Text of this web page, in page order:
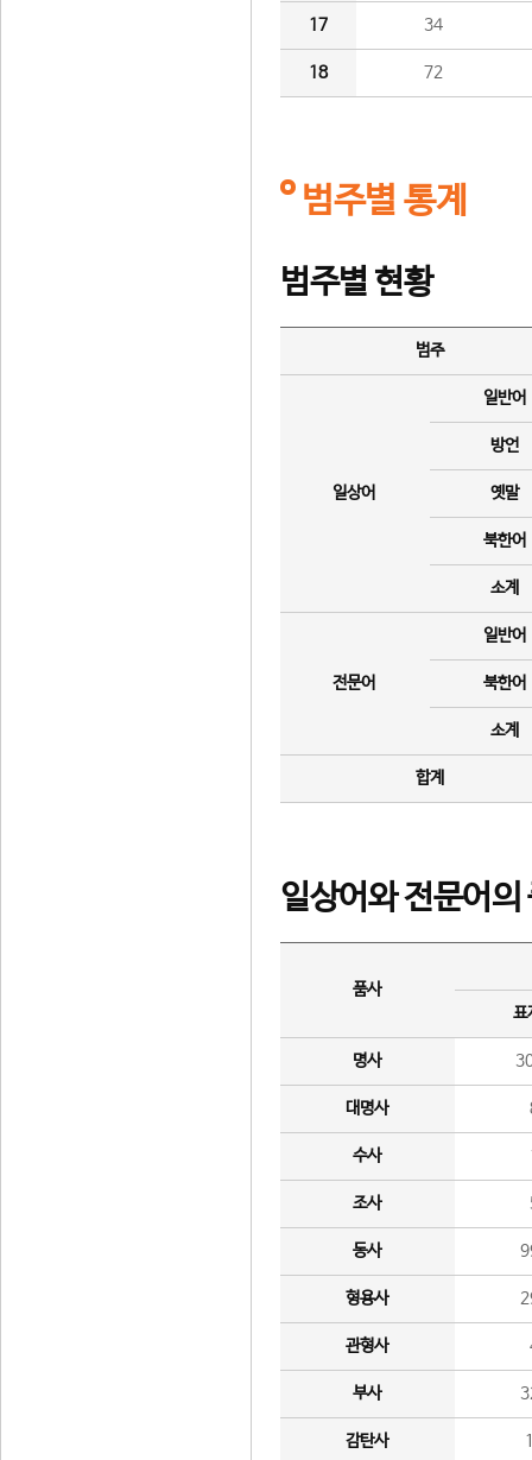
17 34
18 72
범주별 통계
범주별 현황
범주
일상어
일반어
방언
옛말
북한어
소계
전문어
일반어
북한어
소계
합계
일상어와 전문어의
품사
표
명사
대명사
수사
조사
동사
형용사
관형사
부사
감탄사